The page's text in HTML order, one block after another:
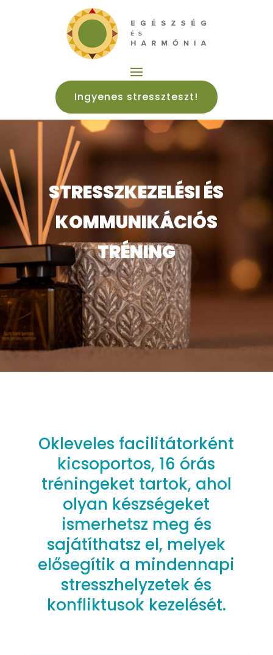
Ingyenes stresszteszt!
STRESSZKEZELÉSI ÉS
KOMMUNIKÁCIÓS
TRÉNING
Okleveles facilitátorként
kicsoportos, 16 órás
tréningeket tartok, ahol
olyan készségeket
ismerhetsz meg és
sajátíthatsz el, melyek
elősegítik a mindennapi
stresszhelyzetek és
konfliktusok kezelését.